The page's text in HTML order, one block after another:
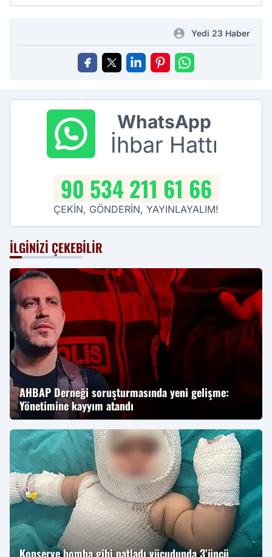
Yedi 23 Haber
WhatsApp
İhbar Hattı
90 534 211 61 66
ÇEKİN, GÖNDERİN, YAYINLAYALIM!
İLGINIZI ÇEKEBILIR
AHBAP Derneği soruşturmasında yeni gelişme:
Yönetimine kayyım atandı
Konserve bomba gibi patladı vücudunda 3’üncü